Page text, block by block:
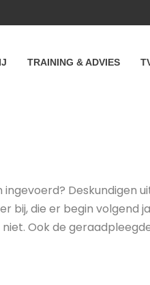
TRAINING & ADVIES
Deskundigen
bij, die er begin volgend
Ook de